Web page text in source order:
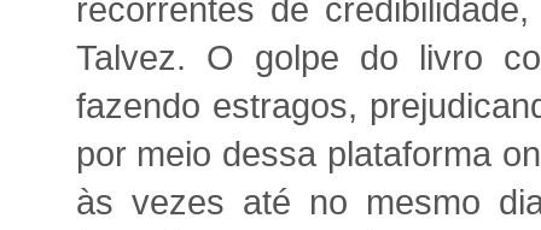
recorrentes de
Talvez. O golpe do livro
fazendo estragos,
por meio dessa plataforma
às vezes até no mesmo